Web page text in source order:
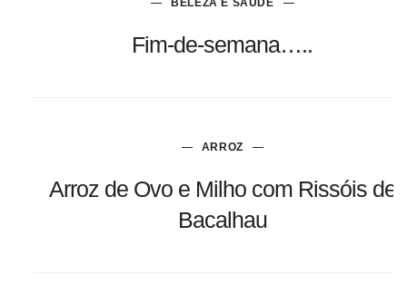
BELEZA E SAÚDE
Fim-de-semana…..
ARROZ
Arroz de Ovo e Milho com Rissóis de
Bacalhau